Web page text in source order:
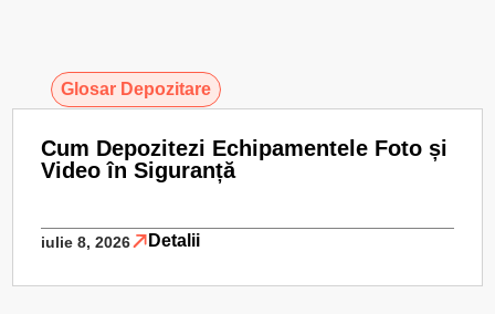
Glosar Depozitare
Cum Depozitezi Echipamentele Foto și
Video în Siguranță
iulie 8, 2026 Detalii